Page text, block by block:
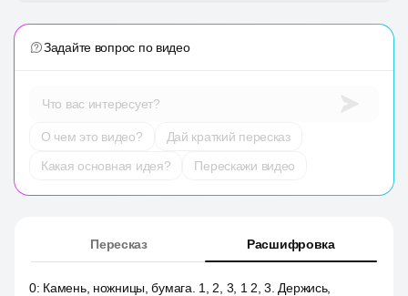
Задайте вопрос по видео
Что вас интересует?
О чем это видео?
Дай краткий пересказ
Какая основная идея?
Перескажи видео
Пересказ Расшифровка
0: Камень, ножницы, бумага. 1, 2, 3, 1 2, 3. Держись,